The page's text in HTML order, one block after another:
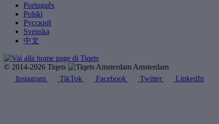
Português
Polski
Русский
Svenska
中文
© 2014-2026 Tiqets
Amsterdam
Instagram
TikTok Facebook Twitter LinkedIn